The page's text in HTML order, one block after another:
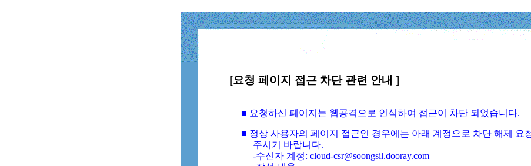
[요청 페이지 접근 차단 관련 안내 ]
■ 요청하신 페이지는 웹공격으로 인식하여 접근이 차단 되었습니다.
■ 정상 사용자의 페이지 접근인 경우에는 아래 계정으로 차단 해제 요
주시기 바랍니다.
-수신자 계정: cloud-csr@soongsil.dooray.com